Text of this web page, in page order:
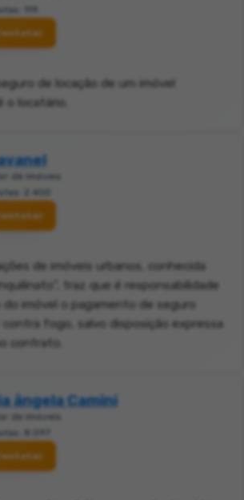
119
de locação de um imóvel
o locatário.
de imóveis
2.400
de imóveis urbanos, conhecida
traz que é responsabilidade
do imóvel o pagamento de seguro
contra fogo, salvo disposição expressa
contrato.
ângela Camini
de imóveis
8.097